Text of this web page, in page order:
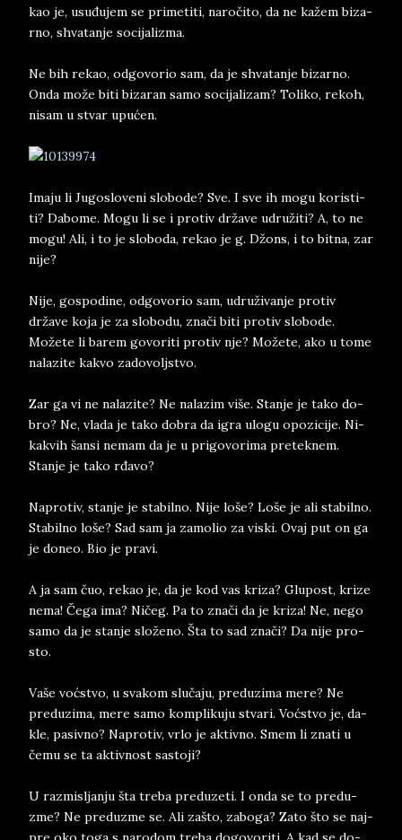
kao je, usuđujem se pri­me­ti­ti, naročito, da ne kažem bi­za­
rno, shva­tan­je socija­li­zma.
Ne bih re­kao, od­go­vo­rio sam, da je shva­tan­je bi­zar­no.
Onda može biti bi­za­ran samo so­ci­ja­li­zam? To­li­ko, re­koh,
ni­sam u stvar upućen.
Ima­ju li Ju­go­slo­veni slo­bo­de? Sve. I sve ih mogu ko­ri­sti­
ti? Da­bo­me. Mogu li se i pro­tiv države udružiti? A, to ne
mogu! Ali, i to je slo­bo­da, re­kao je g. Džons, i to bit­na, zar
nije?
Nije, go­spo­di­ne, od­go­vo­rio sam, udruživan­je pro­tiv
države koja je za slo­bo­du, znači biti pro­tiv slo­bo­de.
Možete li ba­rem go­vo­ri­ti pro­tiv nje? Možete, ako u tome
na­la­zi­te ka­kvo za­do­voljstvo.
Zar ga vi ne na­la­zi­te? Ne na­la­zim više. Stan­je je tako do­
bro? Ne, vla­da je tako do­bra da igra ulo­gu opo­zi­ci­je. Ni­
ka­kvih šan­si ne­mam da je u pri­go­vo­ri­ma pre­teknem.
Stan­je je tako rđa­vo?
Na­pro­tiv, stan­je je sta­bil­no. Nije loše? Loše je ali sta­bil­no.
Sta­bil­no loše? Sad sam ja za­mo­lio za vi­ski. Ovaj put on ga
je do­neo. Bio je pra­vi.
A ja sam čuo, re­kao je, da je kod vas kri­za? Glu­post, kri­ze
nema! Čega ima? Ničeg. Pa to znači da je kri­za! Ne, nego
samo da je stan­je složeno. Šta to sad znači? Da nije pro­
sto.
Vaše voćstvo, u sva­kom slučaju, pred­u­zi­ma mere? Ne
pred­u­zi­ma, mere samo kom­pli­ku­ju stva­ri. Voćstvo ­je, da­
kle, pa­siv­no? Na­pro­tiv, vrlo je ak­tiv­no. Smem li zna­ti u
čemu se ta ak­tiv­nost sa­sto­ji?
U raz­mi­sljan­ju šta tre­ba pred­u­ze­ti. I onda se to pre­du­
zme? Ne pre­du­zme se. Ali za­što, za­bo­ga? Zato što se naj­